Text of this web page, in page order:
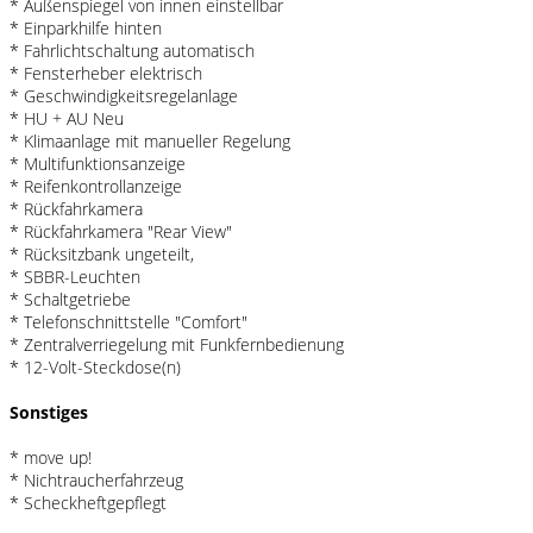
* Außenspiegel von innen einstellbar
* Einparkhilfe hinten
* Fahrlichtschaltung automatisch
* Fensterheber elektrisch
* Geschwindigkeitsregelanlage
* HU + AU Neu
* Klimaanlage mit manueller Regelung
* Multifunktionsanzeige
* Reifenkontrollanzeige
* Rückfahrkamera
* Rückfahrkamera "Rear View"
* Rücksitzbank ungeteilt,
* SBBR-Leuchten
* Schaltgetriebe
* Telefonschnittstelle "Comfort"
* Zentralverriegelung mit Funkfernbedienung
* 12-Volt-Steckdose(n)
Sonstiges
* move up!
* Nichtraucherfahrzeug
* Scheckheftgepflegt